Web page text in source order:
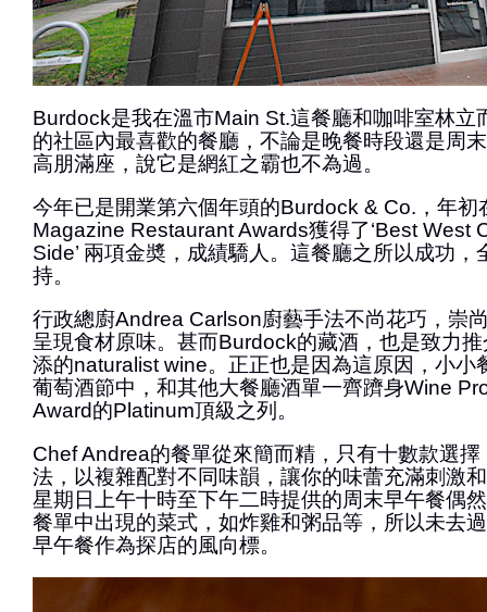
Burdock是我在溫市Main St.這餐廳和咖啡室林立
的社區內最喜歡的餐廳，不論是晚餐時段還是周
高朋滿座，說它是網紅之霸也不為過。
今年已是開業第六個年頭的Burdock & Co.，年初
Magazine Restaurant Awards獲得了‘Best West
Side’ 兩項金奬，成績驕人。這餐廳之所以成功，
持。
行政總廚Andrea Carlson廚藝手法不尚花巧，崇
呈現食材原味。甚而Burdock的藏酒，也是致力
添的naturalist wine。正正也是因為這原因，小小
葡萄酒節中，和其他大餐廳酒單一齊躋身Wine
Award的Platinum頂級之列。
Chef Andrea的餐單從來簡而精，只有十數款選
法，以複雜配對不同味韻，讓你的味蕾充滿刺激
星期日上午十時至下午二時提供的周末早午餐偶
餐單中出現的菜式，如炸雞和粥品等，所以未去
早午餐作為探店的風向標。